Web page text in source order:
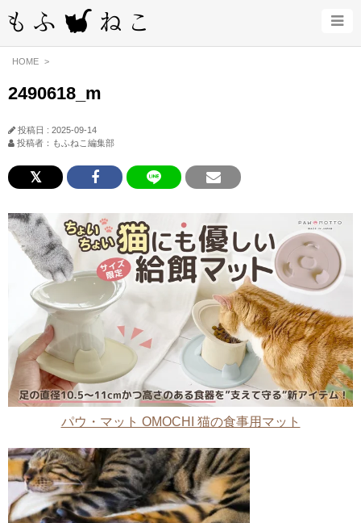
HOME
2490618_m
投稿日 : 2025-09-14
投稿者：もふねこ編集部
パウ・マット OMOCHI 猫の食事用マット